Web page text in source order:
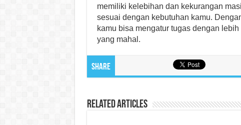
memiliki kelebihan dan kekurangan
sesuai dengan kebutuhan kamu.
kamu bisa mengatur tugas dengan
yang mahal.
Share
Related Articles